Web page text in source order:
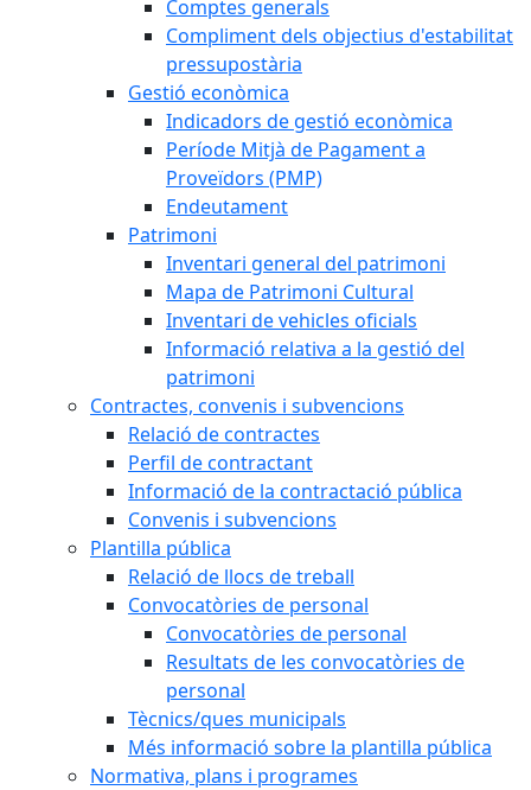
Comptes generals
Compliment dels objectius d'estabilitat
pressupostària
Gestió econòmica
Indicadors de gestió econòmica
Període Mitjà de Pagament a
Proveïdors (PMP)
Endeutament
Patrimoni
Inventari general del patrimoni
Mapa de Patrimoni Cultural
Inventari de vehicles oficials
Informació relativa a la gestió del
patrimoni
Contractes, convenis i subvencions
Relació de contractes
Perfil de contractant
Informació de la contractació pública
Convenis i subvencions
Plantilla pública
Relació de llocs de treball
Convocatòries de personal
Convocatòries de personal
Resultats de les convocatòries de
personal
Tècnics/ques municipals
Més informació sobre la plantilla pública
Normativa, plans i programes